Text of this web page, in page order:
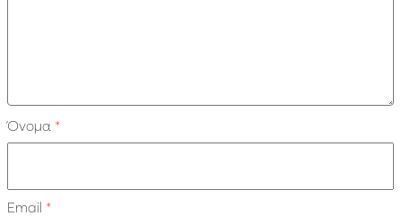
Όνομα *
Email *